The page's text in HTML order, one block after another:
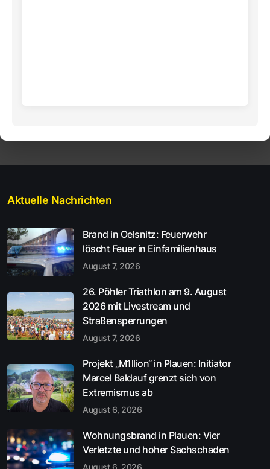
Aktuelle Nachrichten
Brand in Oelsnitz: Feuerwehr
löscht Feuer in Einfamilienhaus
August 7, 2026
26. Pöhler Triathlon am 9. August
2026 mit Livestream und
Straßensperrungen
August 7, 2026
Projekt „M1llion“ in Plauen: Initiator
Marcel Baldauf grenzt sich von
Extremismus ab
August 6, 2026
Wohnungsbrand in Plauen: Vier
Verletzte und hoher Sachschaden
August 6, 2026